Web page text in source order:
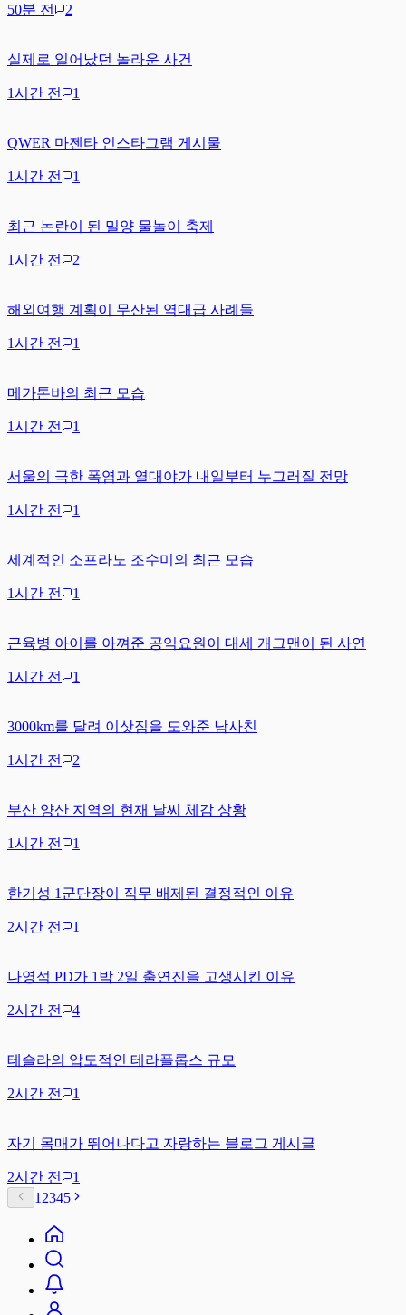
50분 전 2
실제로 일어났던 놀라운 사건
1시간 전 1
QWER 마젠타 인스타그램 게시물
1시간 전 1
최근 논란이 된 밀양 물놀이 축제
1시간 전 2
해외여행 계획이 무산된 역대급 사례들
1시간 전 1
메가톤바의 최근 모습
1시간 전 1
서울의 극한 폭염과 열대야가 내일부터 누그러질 전망
1시간 전 1
세계적인 소프라노 조수미의 최근 모습
1시간 전 1
근육병 아이를 아껴준 공익요원이 대세 개그맨이 된 사연
1시간 전 1
3000km를 달려 이삿짐을 도와준 남사친
1시간 전 2
부산 양산 지역의 현재 날씨 체감 상황
1시간 전 1
한기성 1군단장이 직무 배제된 결정적인 이유
2시간 전 1
나영석 PD가 1박 2일 출연진을 고생시킨 이유
2시간 전 4
테슬라의 압도적인 테라플롭스 규모
2시간 전 1
자기 몸매가 뛰어나다고 자랑하는 블로그 게시글
2시간 전
1
1 2345